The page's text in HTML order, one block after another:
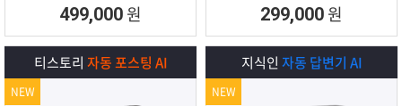
물품 판매 글을 함께
업로드 할 수 있습니다.
499,000 원
러운 댓글을 달아 카페가 활성화 효
과를 보실 수 있습니다.
299,000 원
티스토리 자동 포스팅 AI
NEW
지식인 자동 답변기 AI
NEW